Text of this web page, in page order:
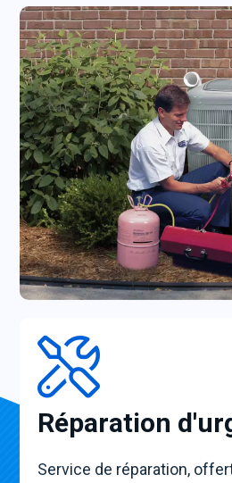
Réparation
Service de réparation,